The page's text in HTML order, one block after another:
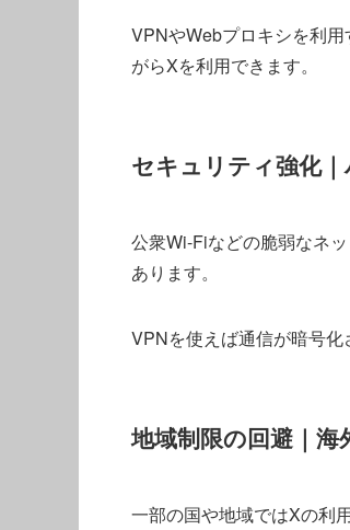
VPNやWebプロキシを利
がらXを利用できます。
セキュリティ強化
公衆Wi-Fiなどの脆弱なネ
あります。
VPNを使えば通信が暗号化
地域制限の回避｜
一部の国や地域ではXの利